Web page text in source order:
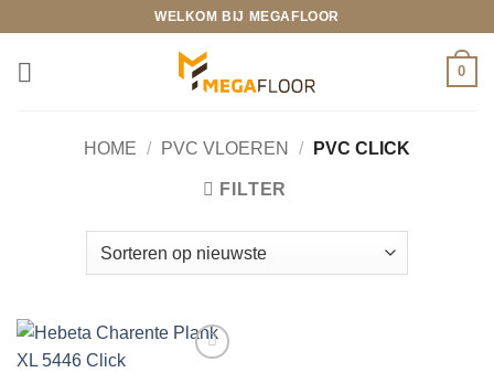
inhoud
WELKOM BIJ MEGAFLOOR
0
HOME / PVC VLOEREN / PVC CLICK
FILTER